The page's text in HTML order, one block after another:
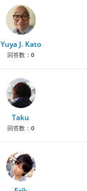
Yuya J. Kato
回答数： 0
Taku
回答数： 0